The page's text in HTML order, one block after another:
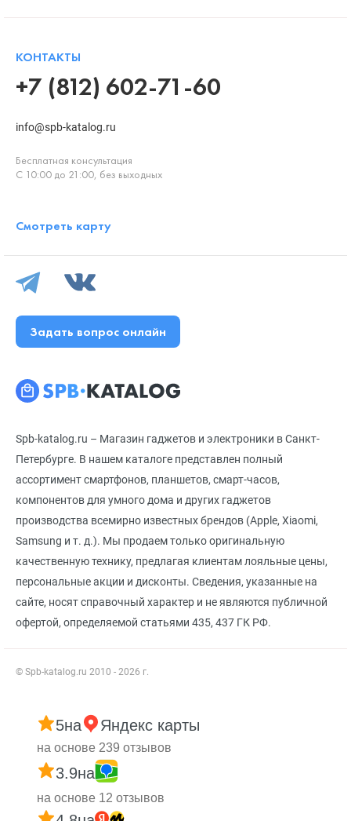
Spb-katalog.ru – Магазин гаджетов и электроники в Санкт-
Петербурге. В нашем каталоге представлен полный
ассортимент смартфонов, планшетов, смарт-часов,
компонентов для умного дома и других гаджетов
производства всемирно известных брендов (Apple, Xiaomi,
Samsung и т. д.). Мы продаем только оригинальную
качественную технику, предлагая клиентам лояльные цены,
персональные акции и дисконты. Сведения, указанные на
сайте, носят справочный характер и не являются публичной
офертой, определяемой статьями 435, 437 ГК РФ.
© Spb-katalog.ru 2010 - 2026 г.
КОНТАКТЫ
+7 (812) 602-71-60
info@spb-katalog.ru
Бесплатная консультация
С 10:00 до 21:00, без выходных
Смотреть карту
Задать вопрос онлайн
5на Яндекс карты
на основе 239 отзывов
3.9на
на основе 12 отзывов